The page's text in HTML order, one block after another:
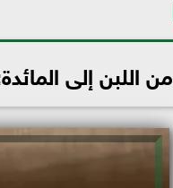
من اللبن إلى